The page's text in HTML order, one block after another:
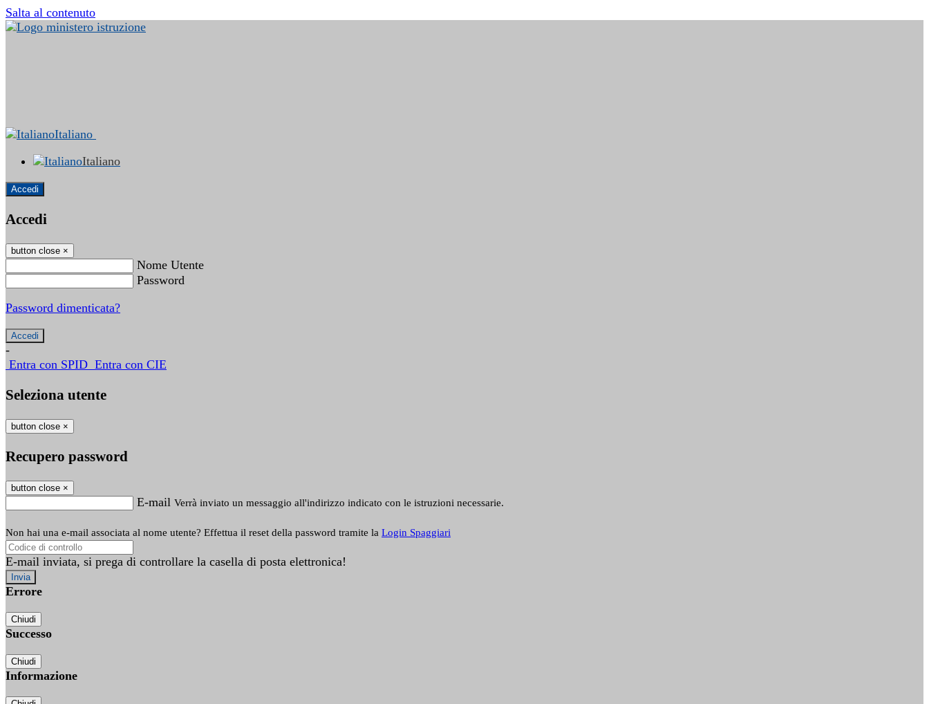
Salta al contenuto
Italiano
Italiano
Accedi
Accedi
button close ×
Nome Utente
Password
Password dimenticata?
-
Entra con SPID Entra con CIE
Seleziona utente
button close ×
Recupero password
button close ×
E-mail Verrà inviato un messaggio all'indirizzo indicato con le istruzioni necessarie.
Non hai una e-mail associata al nome utente? Effettua il reset della password tramite la Login Spaggiari
E-mail inviata, si prega di controllare la casella di posta elettronica!
Errore
Chiudi
Successo
Chiudi
Informazione